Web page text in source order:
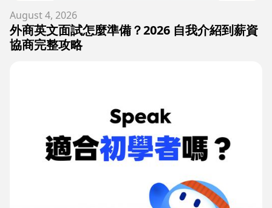
August 4, 2026
外商英文面試怎麼準備？2026 自我介紹到薪資
協商完整攻略